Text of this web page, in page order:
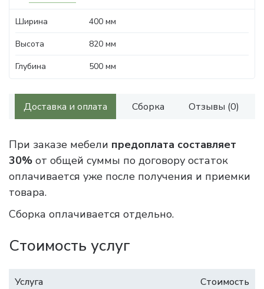
Ширина
400 мм
Высота
820 мм
Глубина
500 мм
Доставка и оплата Сборка Отзывы (0)
При заказе мебели предоплата составляет
30% от общей суммы по договору остаток
оплачивается уже после получения и приемки
товара.
Сборка оплачивается отдельно.
Стоимость услуг
Услуга
Стоимость